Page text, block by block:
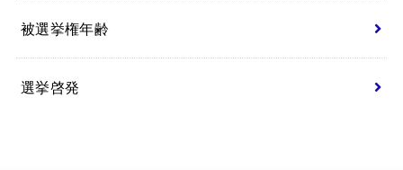
被選挙権年齢
選挙啓発